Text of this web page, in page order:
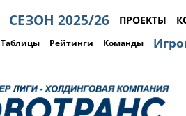
СЕЗОН 2025/26 ПРОЕКТЫ
Таблицы Рейтинги Команды